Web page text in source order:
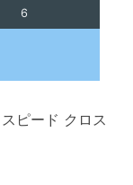
6
ピード クロス